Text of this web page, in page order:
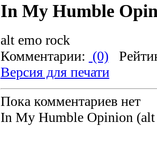
In My Humble
alt emo rock
Комментарии: (0)
Версия для печати
Пока комментариев нет
In My Humble Opinion (alt